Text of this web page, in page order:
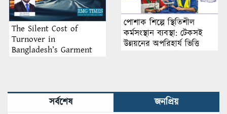
The Silent Cost of
Turnover in
Bangladesh’s Garment
পোশাক শিল্পে স্থিতিশীল
কর্মসংস্থান ব্যবস্থা: টেকসই
উন্নয়নের অপরিহার্য ভিত্তি
সর্বশেষ জনপ্রিয়